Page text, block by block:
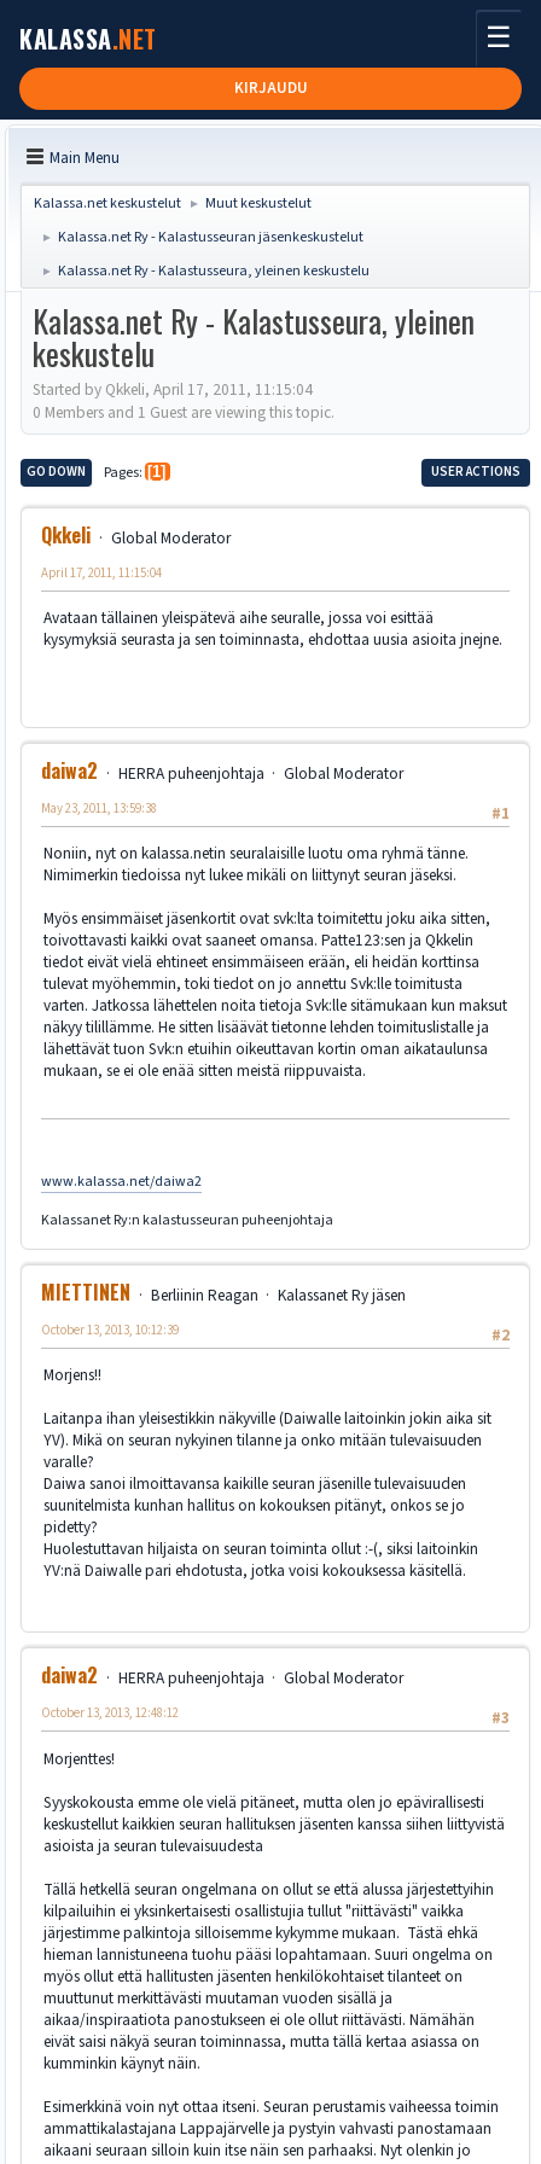
KALASSA.NET
KIRJAUDU
☰
Main Menu
Kalassa.net keskustelut ► Muut keskustelut
► Kalassa.net Ry - Kalastusseuran jäsenkeskustelut
► Kalassa.net Ry - Kalastusseura, yleinen keskustelu
Kalassa.net Ry - Kalastusseura, yleinen
keskustelu
Started by Qkkeli, April 17, 2011, 11:15:04
0 Members and 1 Guest are viewing this topic.
GO DOWN Pages 1 USER ACTIONS
Qkkeli Global Moderator
April 17, 2011, 11:15:04
Avataan tällainen yleispätevä aihe seuralle, jossa voi esittää
kysymyksiä seurasta ja sen toiminnasta, ehdottaa uusia asioita jnejne.
daiwa2 HERRA puheenjohtaja
Global Moderator
#1
May 23, 2011, 13:59:38
Noniin, nyt on kalassa.netin seuralaisille luotu oma ryhmä tänne.
Nimimerkin tiedoissa nyt lukee mikäli on liittynyt seuran jäseksi.
Myös ensimmäiset jäsenkortit ovat svk:lta toimitettu joku aika sitten,
toivottavasti kaikki ovat saaneet omansa. Patte123:sen ja Qkkelin
tiedot eivät vielä ehtineet ensimmäiseen erään, eli heidän korttinsa
tulevat myöhemmin, toki tiedot on jo annettu Svk:lle toimitusta
varten. Jatkossa lähettelen noita tietoja Svk:lle sitämukaan kun maksut
näkyy tilillämme. He sitten lisäävät tietonne lehden toimituslistalle ja
lähettävät tuon Svk:n etuihin oikeuttavan kortin oman aikataulunsa
mukaan, se ei ole enää sitten meistä riippuvaista.
www.kalassa.net/daiwa2
Kalassanet Ry:n kalastusseuran puheenjohtaja
MIETTINEN Berliinin Reagan
Kalassanet Ry jäsen
#2
October 13, 2013, 10:12:39
Morjens!!
Laitanpa ihan yleisestikkin näkyville (Daiwalle laitoinkin jokin aika sit
YV). Mikä on seuran nykyinen tilanne ja onko mitään tulevaisuuden
varalle?
Daiwa sanoi ilmoittavansa kaikille seuran jäsenille tulevaisuuden
suunitelmista kunhan hallitus on kokouksen pitänyt, onkos se jo
pidetty?
Huolestuttavan hiljaista on seuran toiminta ollut :-(, siksi laitoinkin
YV:nä Daiwalle pari ehdotusta, jotka voisi kokouksessa käsitellä.
daiwa2 HERRA puheenjohtaja
Global Moderator
#3
October 13, 2013, 12:48:12
Morjenttes!
Syyskokousta emme ole vielä pitäneet, mutta olen jo epävirallisesti
keskustellut kaikkien seuran hallituksen jäsenten kanssa siihen liittyvistä
asioista ja seuran tulevaisuudesta
Tällä hetkellä seuran ongelmana on ollut se että alussa järjestettyihin
kilpailuihin ei yksinkertaisesti osallistujia tullut "riittävästi" vaikka
järjestimme palkintoja silloisemme kykymme mukaan. Tästä ehkä
hieman lannistuneena tuohu pääsi lopahtamaan. Suuri ongelma on
myös ollut että hallitusten jäsenten henkilökohtaiset tilanteet on
muuttunut merkittävästi muutaman vuoden sisällä ja
aikaa/inspiraatiota panostukseen ei ole ollut riittävästi. Nämähän
eivät saisi näkyä seuran toiminnassa, mutta tällä kertaa asiassa on
kumminkin käynyt näin.
Esimerkkinä voin nyt ottaa itseni. Seuran perustamis vaiheessa toimin
ammattikalastajana Lappajärvelle ja pystyin vahvasti panostamaan
aikaani seuraan silloin kuin itse näin sen parhaaksi. Nyt olenkin jo